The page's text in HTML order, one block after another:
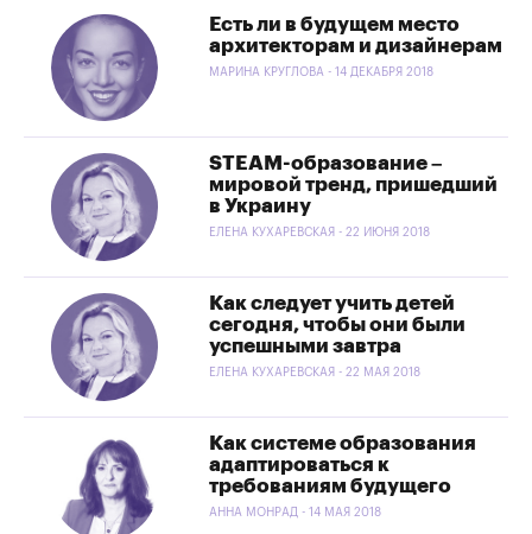
Есть ли в будущем место
архитекторам и дизайнерам
МАРИНА КРУГЛОВА - 14 ДЕКАБРЯ 2018
STEАM-образование –
мировой тренд, пришедший
в Украину
ЕЛЕНА КУХАРЕВСКАЯ - 22 ИЮНЯ 2018
Как следует учить детей
сегодня, чтобы они были
успешными завтра
ЕЛЕНА КУХАРЕВСКАЯ - 22 МАЯ 2018
Как системе образования
адаптироваться к
требованиям будущего
АННА МОНРАД - 14 МАЯ 2018